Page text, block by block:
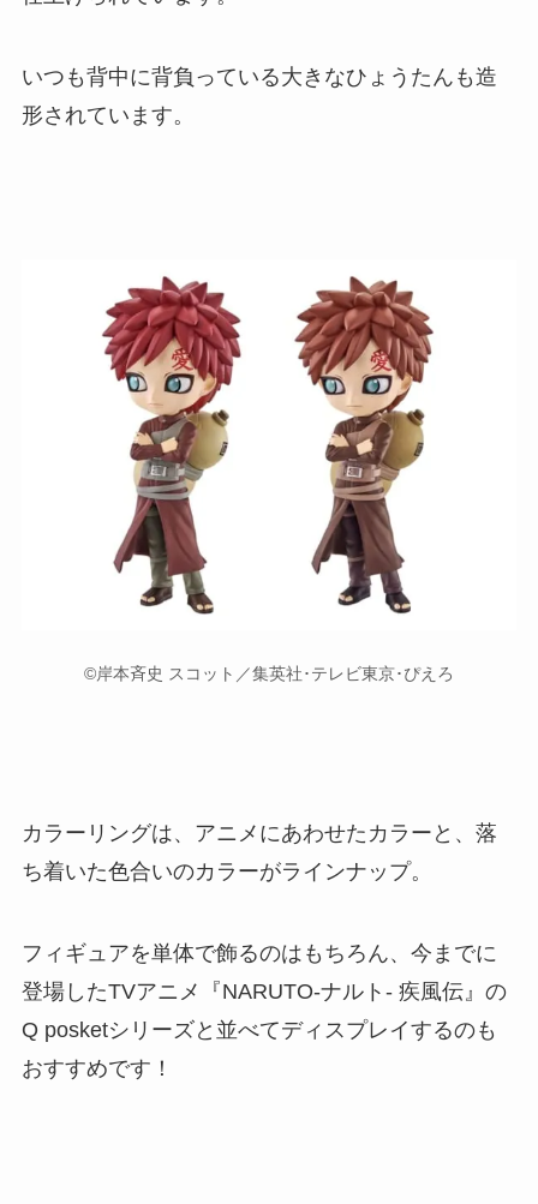
いつも背中に背負っている大きなひょうたんも造
形されています。
©岸本斉史 スコット／集英社･テレビ東京･ぴえろ
カラーリングは、アニメにあわせたカラーと、落
ち着いた色合いのカラーがラインナップ。
フィギュアを単体で飾るのはもちろん、今までに
登場したTVアニメ『NARUTO-ナルト- 疾風伝』の
Q posketシリーズと並べてディスプレイするのも
おすすめです！